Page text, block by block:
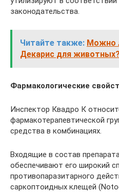
законодательства.
Читайте также: Можно
Декарис для животных?
Фармакологические
Инспектор Квадро К
фармакотерапевтической
средства в комбинациях.
Входящие в состав
обеспечивают его широкий
противопаразитарного
саркоптоидных клещей